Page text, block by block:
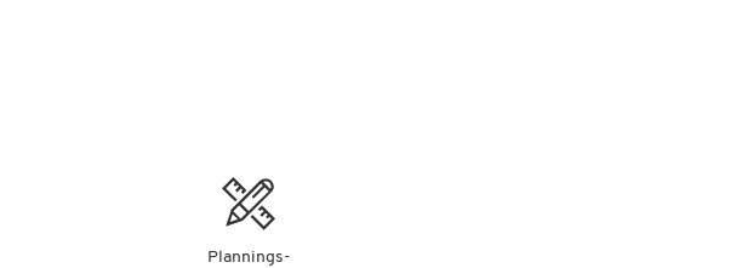
Plannings-